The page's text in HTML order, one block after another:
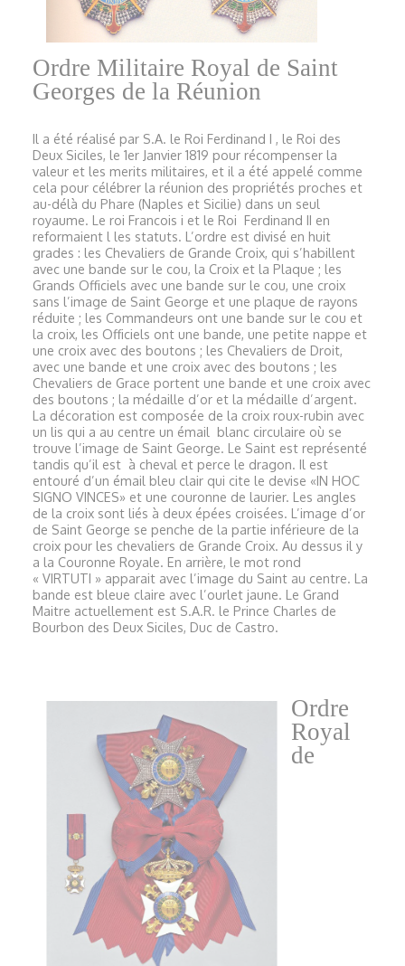
Ordre Militaire Royal de Saint
Georges de la Réunion
Il a été réalisé par S.A. le Roi Ferdinand I , le Roi des
Deux Siciles, le 1er Janvier 1819 pour récompenser la
valeur et les merits militaires, et il a été appelé comme
cela pour célébrer la réunion des propriétés proches et
au-délà du Phare (Naples et Sicilie) dans un seul
royaume. Le roi Francois i et le Roi Ferdinand II en
reformaient l les statuts. L’ordre est divisé en huit
grades : les Chevaliers de Grande Croix, qui s’habillent
avec une bande sur le cou, la Croix et la Plaque ; les
Grands Officiels avec une bande sur le cou, une croix
sans l’image de Saint George et une plaque de rayons
réduite ; les Commandeurs ont une bande sur le cou et
la croix, les Officiels ont une bande, une petite nappe et
une croix avec des boutons ; les Chevaliers de Droit,
avec une bande et une croix avec des boutons ; les
Chevaliers de Grace portent une bande et une croix avec
des boutons ; la médaille d’or et la médaille d’argent.
La décoration est composée de la croix roux-rubin avec
un lis qui a au centre un émail blanc circulaire où se
trouve l’image de Saint George. Le Saint est représenté
tandis qu’il est à cheval et perce le dragon. Il est
entouré d’un émail bleu clair qui cite le devise «IN HOC
SIGNO VINCES» et une couronne de laurier. Les angles
de la croix sont liés à deux épées croisées. L’image d’or
de Saint George se penche de la partie inférieure de la
croix pour les chevaliers de Grande Croix. Au dessus il y
a la Couronne Royale. En arrière, le mot rond
« VIRTUTI » apparait avec l’image du Saint au centre. La
bande est bleue claire avec l’ourlet jaune. Le Grand
Maitre actuellement est S.A.R. le Prince Charles de
Bourbon des Deux Siciles, Duc de Castro.
Ordre
Royal
de